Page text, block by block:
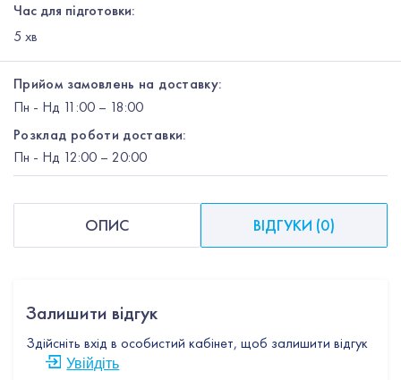
Час для підготовки:
5 хв
Прийом замовлень на доставку:
Пн - Нд 11:00 – 18:00
Розклад роботи доставки:
Пн - Нд 12:00 – 20:00
ОПИС ВІДГУКИ (0)
Залишити відгук
Здійсніть вхід в особистий кабінет, щоб залишити відгук
Увійдіть